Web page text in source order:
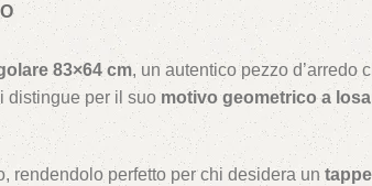
83×64 cm, un autentico pezzo d’arredo
distingue per il suomotivo geometrico a
rendendolo perfetto per chi desidera un